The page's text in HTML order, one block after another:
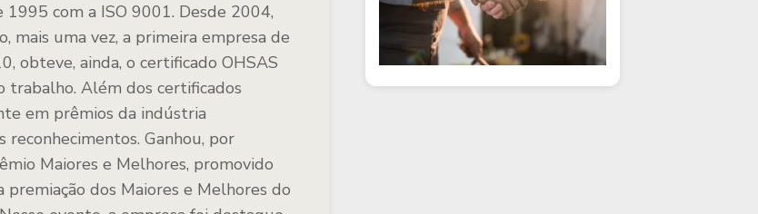
com a ISO 9001. Desde 2004,
uma vez, a primeira empresa de
obteve, ainda, o certificado OHSAS
trabalho. Além dos certificados
em prêmios da indústria
Ganhou, por
Maiores e Melhores, promovido
dos Maiores e Melhores do